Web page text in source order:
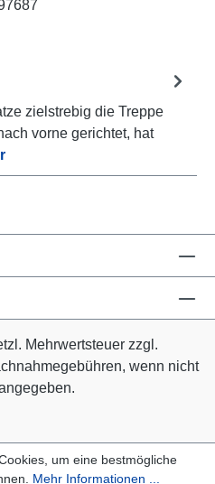
zielstrebig die Treppe
vorne gerichtet, hat
Mehrwertsteuer zzgl.
wenn nicht
um eine bestmögliche
Mehr Informationen ...